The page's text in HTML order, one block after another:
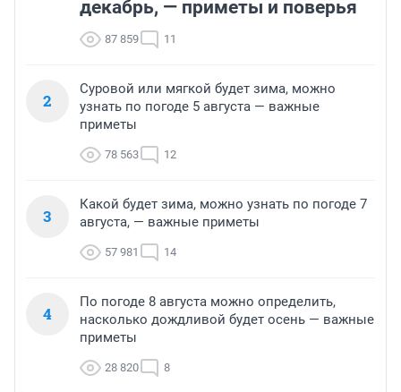
декабрь, — приметы и поверья
87 859 11
2
Суровой или мягкой будет зима, можно
узнать по погоде 5 августа — важные
приметы
78 563 12
3
Какой будет зима, можно узнать по погоде 7
августа, — важные приметы
57 981 14
4
По погоде 8 августа можно определить,
насколько дождливой будет осень — важные
приметы
28 820 8